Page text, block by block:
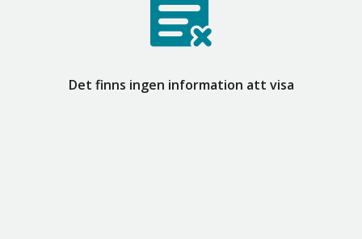
Det finns ingen information att visa